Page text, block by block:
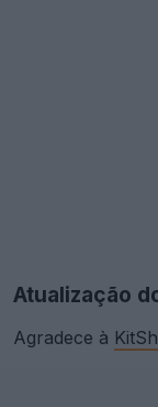
Atualização
Agradece à